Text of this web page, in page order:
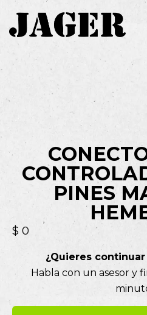
PINES
$ 0
¿Quieres
Habla con un asesor y